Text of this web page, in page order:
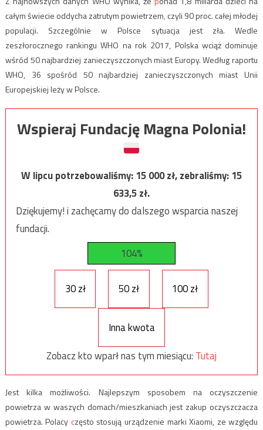
całym świecie oddycha zatrutym powietrzem,czyli 90 proc. całej młodej
populacji. Szczególnie w Polsce sytuacja jest zła. Wedle
zeszłorocznego rankingu WHO na rok 2017, Polska wciąż dominuje
wśród 50 najbardziej zanieczyszczonych miast Europy. Według raportu
WHO, 36 spośród 50 najbardziej zanieczyszczonych miast Unii
Europejskiej leży w Polsce.
Wspieraj Fundację Magna Polonia!
W lipcu potrzebowaliśmy:15 000zł, zebraliśmy:15
633,5zł.
Dziękujemy! i zachęcamy do dalszego wsparcia naszej
fundacji.
104%
30 zł 50 zł 100 zł
Inna kwota
Zobacz kto wparł nas tym miesiącu: Tutaj
Jest kilka możliwości. Najlepszym sposobem na oczyszczenie
powietrza w waszych domach/mieszkaniach jest zakup oczyszczacza
powietrza. Polacy często stosują urządzenie marki Xiaomi, ze względu